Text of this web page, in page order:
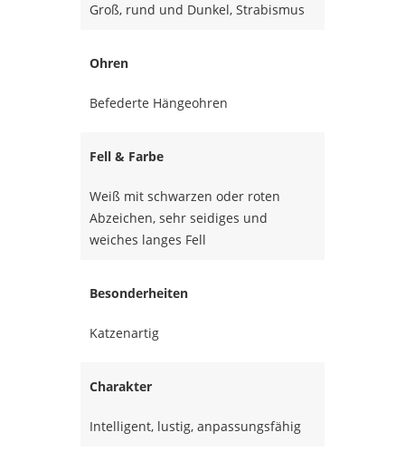
Groß, rund und Dunkel, Strabismus
Ohren
Befederte Hängeohren
Fell & Farbe
Weiß mit schwarzen oder roten
Abzeichen, sehr seidiges und
weiches langes Fell
Besonderheiten
Katzenartig
Charakter
Intelligent, lustig, anpassungsfähig